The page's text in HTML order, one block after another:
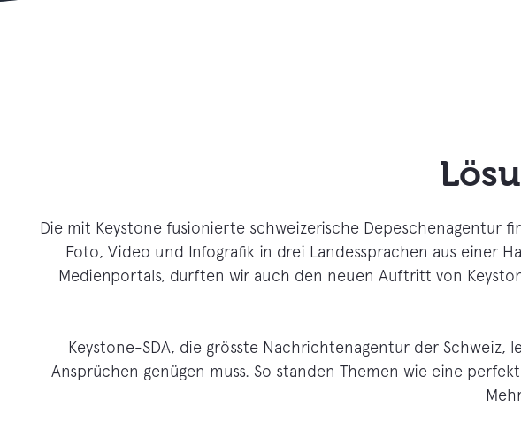
Die mit Keystone fusionierte schweizerische Depeschenagentur
Foto, Video und Infografik in drei Landessprachen aus einer
Medienportals, durften wir auch den neuen Auftritt von
Keystone-SDA, die grösste Nachrichtenagentur der
Ansprüchen genügen muss. So standen Themen wie eine